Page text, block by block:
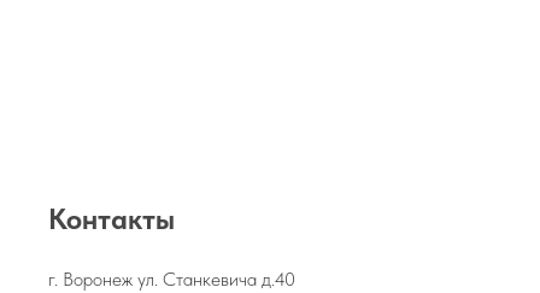
Контакты
г. Воронеж ул. Станкевича д.40